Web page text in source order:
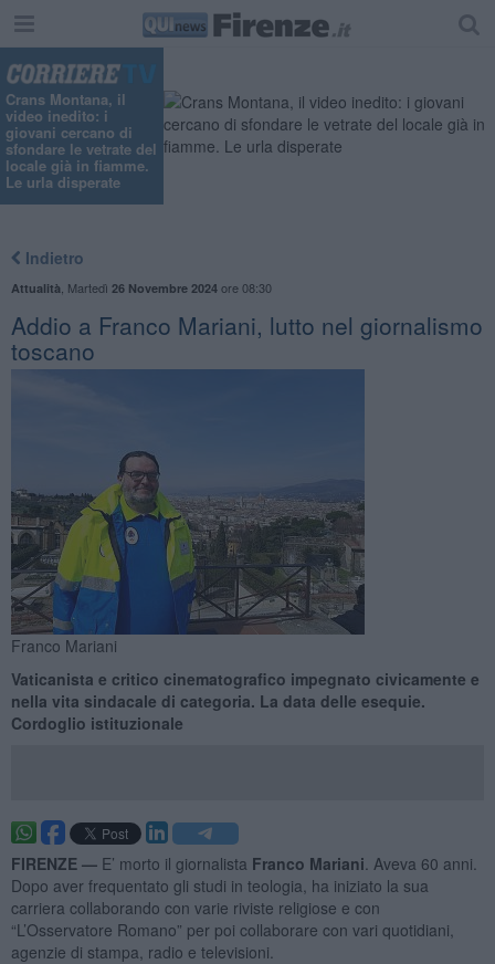
Crans Montana, il
video inedito: i
giovani cercano di
sfondare le vetrate del
locale già in fiamme.
Le urla disperate
Indietro
Attualità Martedì 26 Novembre 2024ore 08:30
Addio a Franco Mariani, lutto nel giornalismo
toscano
Franco Mariani
Vaticanista e critico cinematografico impegnato civicamente e
nella vita sindacale di categoria. La data delle esequie.
Cordoglio istituzionale
FIRENZE — E’ morto il giornalista Franco Mariani . Aveva 60 anni.
Dopo aver frequentato gli studi in teologia, ha iniziato la sua
carriera collaborando con varie riviste religiose e con
“L’Osservatore Romano” per poi collaborare con vari quotidiani,
agenzie di stampa, radio e televisioni.